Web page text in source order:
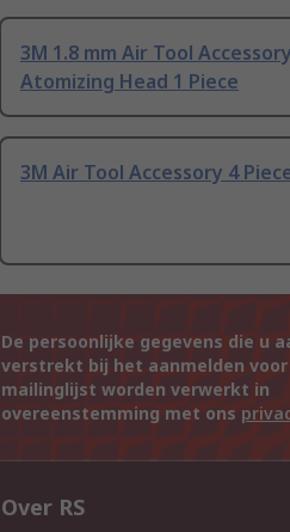
3M 1.8 mm Air Tool Accessory
Atomizing Head 1 Piece
3M Air Tool Accessory 4
De persoonlijke gegevens die u
verstrekt bij het aanmelden voor
mailinglijst worden verwerkt in
overeenstemming met ons
Over RS